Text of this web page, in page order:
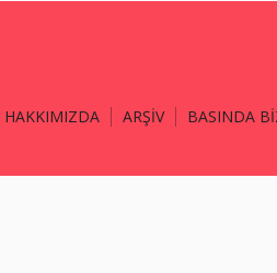
HAKKIMIZDA ARŞİV BASINDA